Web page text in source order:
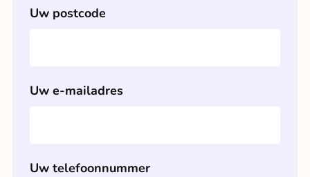
Uw postcode
Uw e-mailadres
Uw telefoonnummer